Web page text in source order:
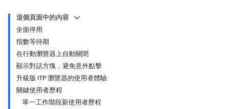
這個頁面中的內容
全面停用
指數等待期
在行動瀏覽器上自動關閉
顯示對話方塊，避免意外點擊
升級版 ITP 瀏覽器的使用者體驗
關鍵使用者歷程
單一工作階段新使用者歷程